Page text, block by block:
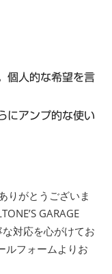
個人的な希望を言
にアンプ的な使い
りがとうございま
GARAGE
対応を心がけてお
ルフォームよりお